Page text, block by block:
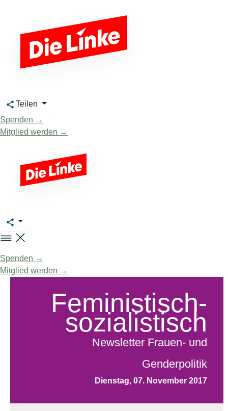
Teilen
Spenden →
Mitglied werden →
Spenden →
Mitglied werden →
Feministisch-
sozialistisch
Newsletter Frauen- und
Genderpolitik
Dienstag, 07. November 2017